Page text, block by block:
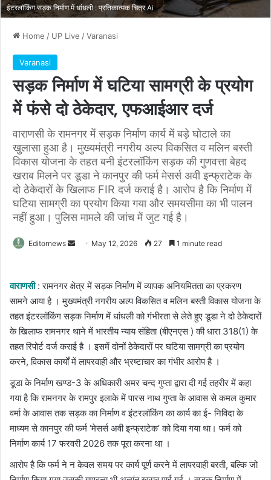
इंटरलॉकिंग सड़क निर्माण में धांधली : प्रतिकात्मक चित्र Ai
Home / UP Live /Varanasi
Varanasi
​सड़क निर्माण में घटिया सामग्री के प्रयोग
में फंसे दो ठेकेदार, एफआईआर दर्ज
वाराणसी के रामनगर में सड़क निर्माण कार्य में बड़े घोटाले का
खुलासा हुआ है। मुख्यमंत्री नगरीय अल्प विकसित व मलिन बस्ती
विकास योजना के तहत बनी इंटरलॉकिंग सड़क की गुणवत्ता बेहद
खराब मिलने पर डूडा ने कानपुर की फर्म मेसर्स अवी इन्फ्राटेक के
दो ठेकेदारों के खिलाफ FIR दर्ज कराई है। आरोप है कि निर्माण में
घटिया सामग्री का प्रयोग किया गया और समयसीमा का भी पालन
नहीं हुआ। पुलिस मामले की जांच में जुट गई है।
Editornews
Send May 12, 2026 27 1 minute read
वाराणसी : रामनगर क्षेत्र में सड़क निर्माण में व्यापक अनियमितता का प्रकरण
सामने आया है । मुख्यमंत्री नगरीय अल्प विकसित व मलिन बस्ती विकास योजना के
तहत इंटरलॉकिंग सड़क निर्माण में धांधली को गंभीरता से लेते हुए डूडा ने दो ठेकेदारों
के खिलाफ रामनगर थाने में भारतीय न्याय संहिता (बीएनएस ) की धारा 318(1) के
तहत रिपोर्ट दर्ज कराई है । इसमें दोनों ठेकेदारों पर घटिया सामग्री का प्रयोग
करने, विकास कार्यों में लापरवाही और भ्रष्टाचार का गंभीर आरोप है ।
डूडा के निर्माण खण्ड-3 के अधिकारी अमर चन्द गुप्ता द्वारा दी गई तहरीर में कहा
गया है कि रामनगर के रामपुर इलाके में पारस नाथ गुप्ता के आवास से कमल कुमार
वर्मा के आवास तक सड़क का निर्माण व इंटरलॉकिंग का कार्य का ई- निविदा के
माध्यम से कानपुर की फर्म ‘मेसर्स अवी इन्फ्राटेक’ को दिया गया था। फर्म को
निर्माण कार्य 17 फरवरी 2026 तक पूरा करना था ।
आरोप है कि फर्म ने न केवल समय पर कार्य पूर्ण करने में लापरवाही बरती, बल्कि जो